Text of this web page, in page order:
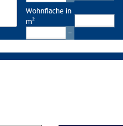
Wohnfläche in
m²